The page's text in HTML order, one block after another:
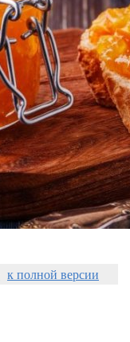
к полной версии